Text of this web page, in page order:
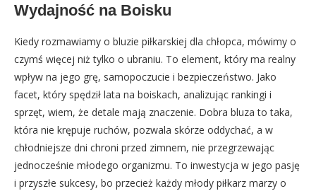
Wydajność na Boisku
Kiedy rozmawiamy o bluzie piłkarskiej dla chłopca, mówimy o
czymś więcej niż tylko o ubraniu. To element, który ma realny
wpływ na jego grę, samopoczucie i bezpieczeństwo. Jako
facet, który spędził lata na boiskach, analizując rankingi i
sprzęt, wiem, że detale mają znaczenie. Dobra bluza to taka,
która nie krępuje ruchów, pozwala skórze oddychać, a w
chłodniejsze dni chroni przed zimnem, nie przegrzewając
jednocześnie młodego organizmu. To inwestycja w jego pasję
i przyszłe sukcesy, bo przecież każdy młody piłkarz marzy o